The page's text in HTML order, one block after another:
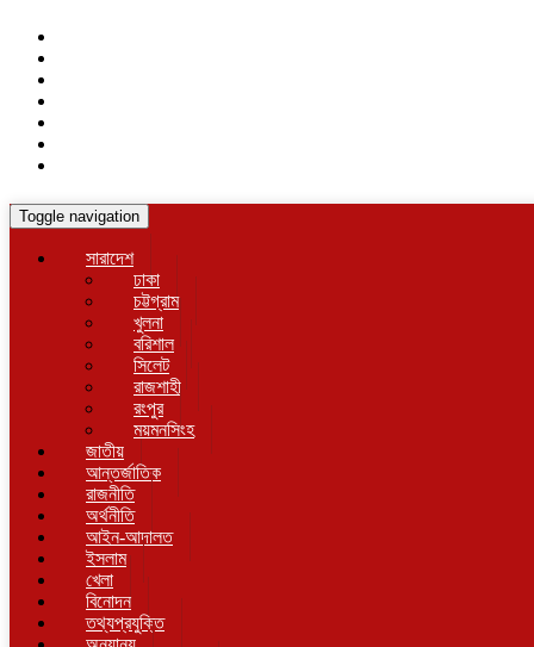
Toggle navigation
সারাদেশ
ঢাকা
চট্টগ্রাম
খুলনা
বরিশাল
সিলেট
রাজশাহী
রংপুর
ময়মনসিংহ
জাতীয়
আন্তর্জাতিক
রাজনীতি
অর্থনীতি
আইন-আদালত
ইসলাম
খেলা
বিনোদন
তথ্যপ্রযুক্তি